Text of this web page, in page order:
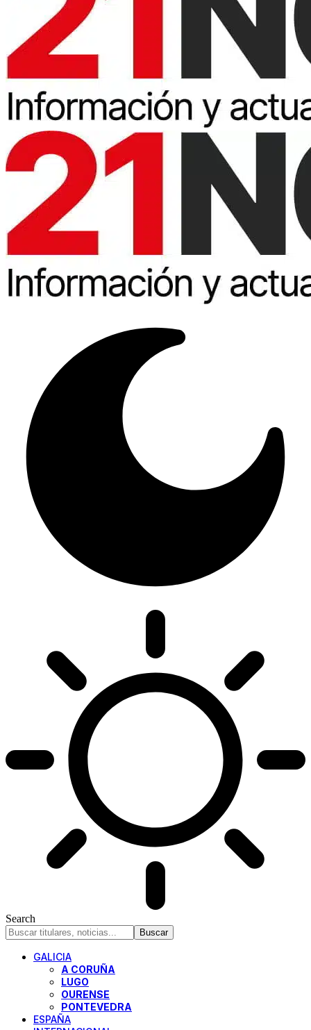
Search
GALICIA
A CORUÑA
LUGO
OURENSE
PONTEVEDRA
ESPAÑA